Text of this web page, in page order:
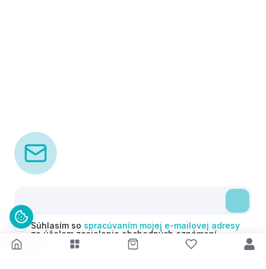
Súhlasím so spracúvaním mojej e-mailovej adresy
za účelom zasielania obchodných oznámení
(newsletterov) v súlade s čl. 6 ods. 1 písm. a)
Nariadenia GDPR. Svoj súhlas môžem kedykoľvek